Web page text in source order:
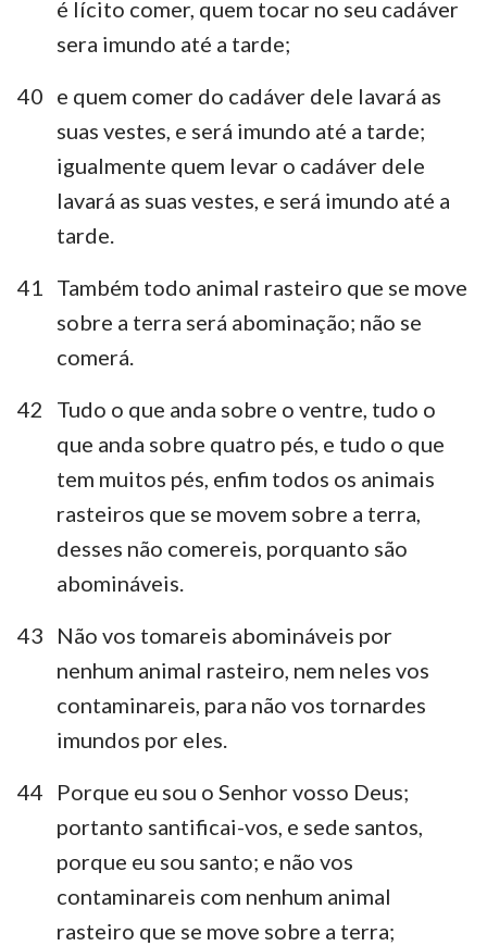
é lícito comer, quem tocar no seu cadáver
sera imundo até a tarde;
40 e quem comer do cadáver dele lavará as
suas vestes, e será imundo até a tarde;
igualmente quem levar o cadáver dele
lavará as suas vestes, e será imundo até a
tarde.
41
Também todo animal rasteiro que se move
sobre a terra será abominação; não se
comerá.
42
Tudo o que anda sobre o ventre, tudo o
que anda sobre quatro pés, e tudo o que
tem muitos pés, enfim todos os animais
rasteiros que se movem sobre a terra,
desses não comereis, porquanto são
abomináveis.
43
Não vos tomareis abomináveis por
nenhum animal rasteiro, nem neles vos
contaminareis, para não vos tornardes
imundos por eles.
44
Porque eu sou o Senhor vosso Deus;
portanto santificai-vos, e sede santos,
porque eu sou santo; e não vos
contaminareis com nenhum animal
rasteiro que se move sobre a terra;